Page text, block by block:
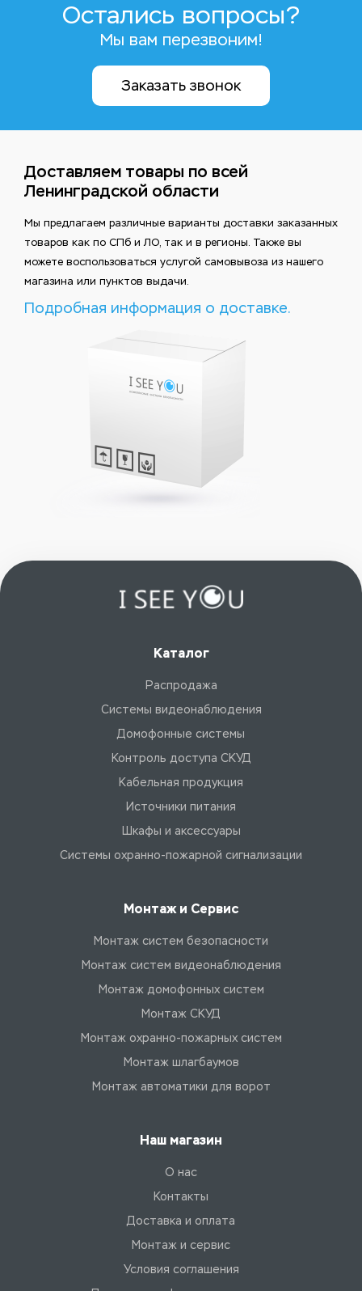
Остались вопросы?
Мы вам перезвоним!
Заказать звонок
Доставляем товары по всей
Ленинградской области
Мы предлагаем различные варианты доставки заказанных
товаров как по СПб и ЛО, так и в регионы. Также вы
можете воспользоваться услугой самовывоза из нашего
магазина или пунктов выдачи.
Подробная информация о доставке.
Каталог
Распродажа
Системы видеонаблюдения
Домофонные системы
Контроль доступа СКУД
Кабельная продукция
Источники питания
Шкафы и аксессуары
Системы охранно-пожарной сигнализации
Монтаж и Сервис
Монтаж систем безопасности
Монтаж систем видеонаблюдения
Монтаж домофонных систем
Монтаж СКУД
Монтаж охранно-пожарных систем
Монтаж шлагбаумов
Монтаж автоматики для ворот
Наш магазин
О нас
Контакты
Доставка и оплата
Монтаж и сервис
Условия соглашения